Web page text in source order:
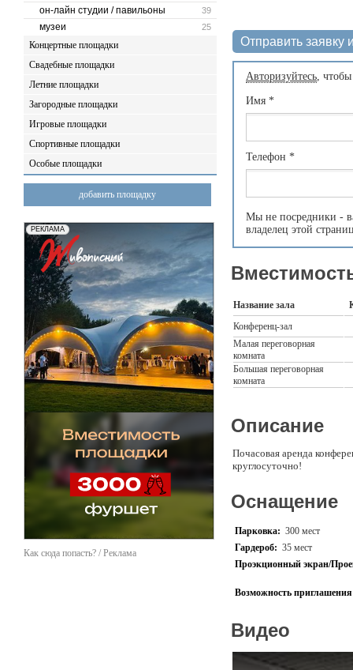
39
он-лайн студии / павильоны
25
музеи
Концертные площадки
Свадебные площадки
Летние площадки
Загородные площадки
Игровые площадки
Спортивные площадки
Особые площадки
добавить площадку
Как сюда попасть? / Реклама
Отправить заявку
Авторизуйтесь,
Имя *
Телефон *
Мы не посредники -
владелец этой
Название зала
Конференц-зал
Малая переговорная
комната
Большая переговорная
комната
Описание
Почасовая аренда
круглосуточно!
Оснащение
Парковка: 300 мест
Гардероб: 35 мест
Проэкционный экран/
Возможность приглашения
Видео